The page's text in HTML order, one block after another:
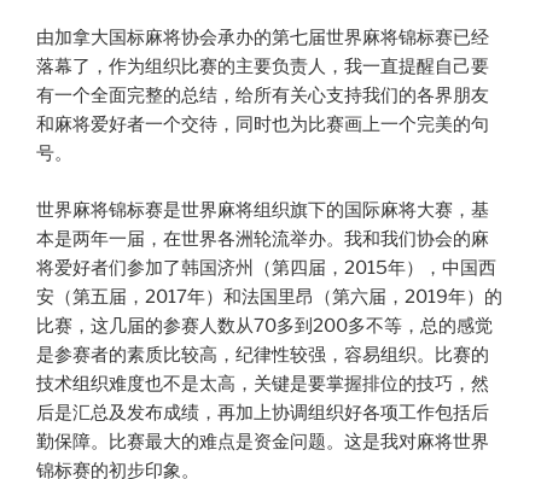
由加拿大国标麻将协会承办的第七届世界麻将锦标赛已经
落幕了，作为组织比赛的主要负责人，我一直提醒自己要
有一个全面完整的总结，给所有关心支持我们的各界朋友
和麻将爱好者一个交待，同时也为比赛画上一个完美的句
号。
世界麻将锦标赛是世界麻将组织旗下的国际麻将大赛，基
本是两年一届，在世界各洲轮流举办。我和我们协会的麻
将爱好者们参加了韩国济州（第四届，2015年），中国西
安（第五届，2017年）和法国里昂（第六届，2019年）的
比赛，这几届的参赛人数从70多到200多不等，总的感觉
是参赛者的素质比较高，纪律性较强，容易组织。比赛的
技术组织难度也不是太高，关键是要掌握排位的技巧，然
后是汇总及发布成绩，再加上协调组织好各项工作包括后
勤保障。比赛最大的难点是资金问题。这是我对麻将世界
锦标赛的初步印象。